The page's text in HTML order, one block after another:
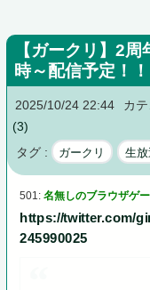
【ガークリ】2
時～配信予定！！
2025/10/24 22:44 カ
(3)
タグ :
ガークリ 生放
501:名無しのブラウザゲ
https://twitter.com/
245990025